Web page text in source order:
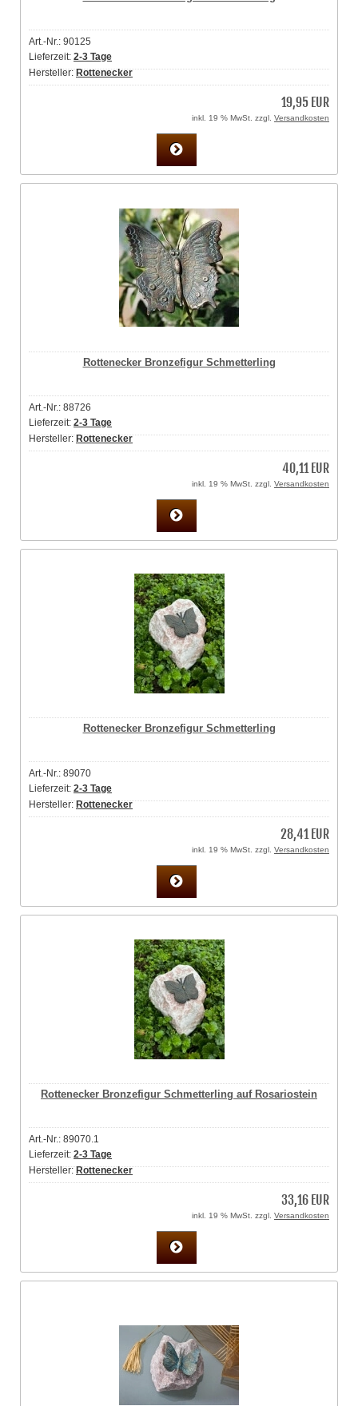
Art.-Nr.: 90125
Lieferzeit: 2-3 Tage
Hersteller:Rottenecker
19,95 EUR
inkl. 19 % MwSt. zzgl. Versandkosten
Rottenecker Bronzefigur Schmetterling
Art.-Nr.: 88726
Lieferzeit: 2-3 Tage
Hersteller:Rottenecker
40,11 EUR
inkl. 19 % MwSt. zzgl. Versandkosten
Rottenecker Bronzefigur Schmetterling
Art.-Nr.: 89070
Lieferzeit: 2-3 Tage
Hersteller:Rottenecker
28,41 EUR
inkl. 19 % MwSt. zzgl. Versandkosten
Rottenecker Bronzefigur Schmetterling auf Rosariostein
Art.-Nr.: 89070.1
Lieferzeit: 2-3 Tage
Hersteller:Rottenecker
33,16 EUR
inkl. 19 % MwSt. zzgl. Versandkosten